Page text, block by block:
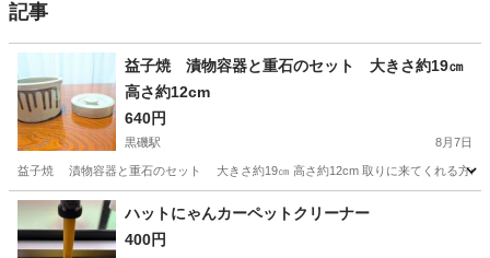
記事
益子焼 漬物容器と重石のセット 大きさ約19㎝
高さ約12cm
640円
黒磯駅 8月7日
益子焼 漬物容器と重石のセット 大きさ約19㎝ 高さ約12cm 取りに来てくれる方の
栃木 那須郡 黒磯駅 食器 重石
ハットにゃんカーペットクリーナー
400円